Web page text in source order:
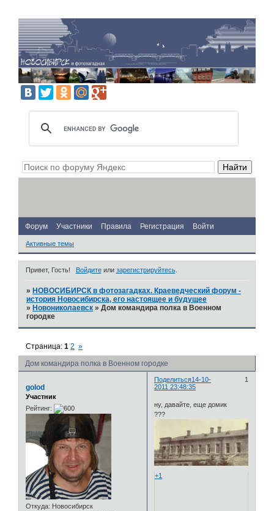
Форум Участники Правила Регистрация Войти
Активные темы
Привет, Гость! Войдитеили зарегистрируйтесь.
» НОВОСИБИРСК в фотозагадках. Краеведческий форум -
история Новосибирска, его настоящее и будущее
» Новониколаевск »Дом командира полка в Военном
городке
Дом командира полка в Военном городке
Страница:1 2 »
Поделиться 1
14-10-
2011 23:48:35
golod
Участник
Рейтинг:
Откуда: Новосибирск
ну, давайте, еще домик
???
+1